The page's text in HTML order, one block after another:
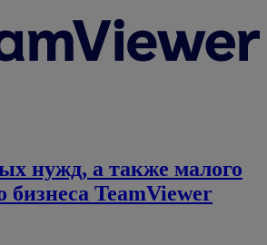
нужд, а также малого
бизнеса TeamViewer